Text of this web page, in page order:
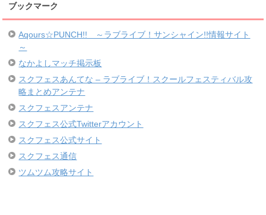
ブックマーク
Aqours☆PUNCH!! ～ラブライブ！サンシャイン!!情報サイト
～
なかよしマッチ掲示板
スクフェスあんてな – ラブライブ！スクールフェスティバル攻
略まとめアンテナ
スクフェスアンテナ
スクフェス公式Twitterアカウント
スクフェス公式サイト
スクフェス通信
ツムツム攻略サイト